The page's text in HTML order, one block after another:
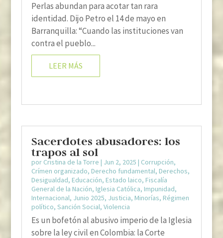
Perlas abundan para acotar tan rara
identidad. Dijo Petro el 14 de mayo en
Barranquilla: “Cuando las instituciones van
contra el pueblo...
LEER MÁS
Sacerdotes abusadores: los
trapos al sol
por Cristina de la Torre | Jun 2, 2025 | Corrupción,
Crímen organizado, Derecho fundamental, Derechos,
Desigualdad, Educación, Estado laico, Fiscalía
General de la Nación, Iglesia Católica, Impunidad,
Internacional, Junio 2025, Justicia, Minorías, Régimen
político, Sanción Social, Violencia
Es un bofetón al abusivo imperio de la Iglesia
sobre la ley civil en Colombia: la Corte